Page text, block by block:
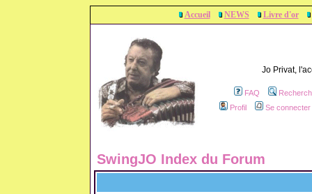
Accueil NEWS Livre d'or
Jo Privat,
FAQ
Profil
Se
SwingJO Index du Forum